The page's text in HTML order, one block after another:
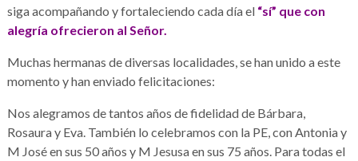
siga acompañando y fortaleciendo cada día el “sí” que con
alegría ofrecieron al Señor.
Muchas hermanas de diversas localidades, se han unido a este
momento y han enviado felicitaciones:
Nos alegramos de tantos años de fidelidad de Bárbara,
Rosaura y Eva. También lo celebramos con la PE, con Antonia y
M José en sus 50 años y M Jesusa en sus 75 años. Para todas el